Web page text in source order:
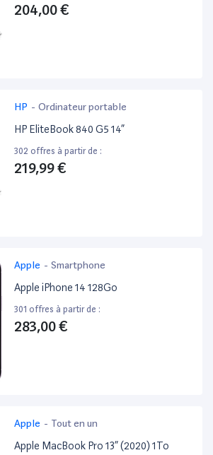
204,00 €
HP - Ordinateur portable
HP EliteBook 840 G5 14”
302 offres à partir de :
219,99 €
Apple - Smartphone
Apple iPhone 14 128Go
301 offres à partir de :
283,00 €
Apple - Tout en un
Apple MacBook Pro 13” (2020) 1To